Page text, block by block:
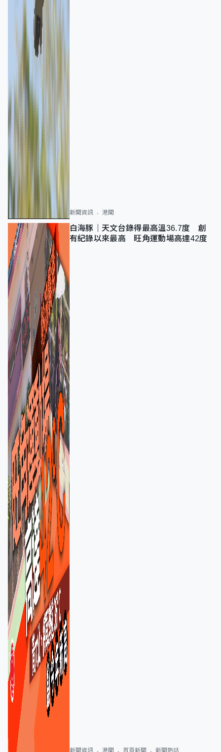
新聞資訊 港聞
白海豚｜天文台錄得最高溫36.7度 創
有紀錄以來最高 旺角運動場高達42度
新聞資訊 港聞 首頁新聞 新聞熱話